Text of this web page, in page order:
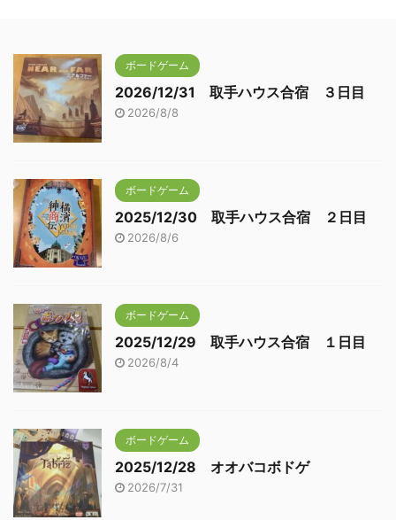
ボードゲーム
2026/12/31 取手ハウス合宿 ３日目
2026/8/8
ボードゲーム
2025/12/30 取手ハウス合宿 ２日目
2026/8/6
ボードゲーム
2025/12/29 取手ハウス合宿 １日目
2026/8/4
ボードゲーム
2025/12/28 オオバコボドゲ
2026/7/31